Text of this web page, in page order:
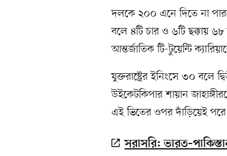
দলকে ২০০ এনে দিতে না
বলে ৪টি চার ও ৬টি ছক্কায়
আন্তর্জাতিক টি-টুয়েন্টি
যুক্তরাষ্ট্রের ইনিংসে ৩০ বলে
উইকেটকিপার শায়ান
এই ভিতের ওপর দাঁড়িয়েই পরে
সরাসরি: